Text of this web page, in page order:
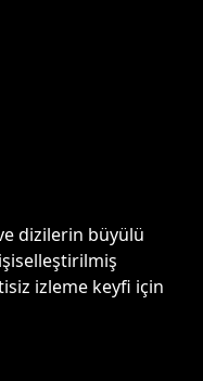
dizilerin büyülü
izleme keyfi için